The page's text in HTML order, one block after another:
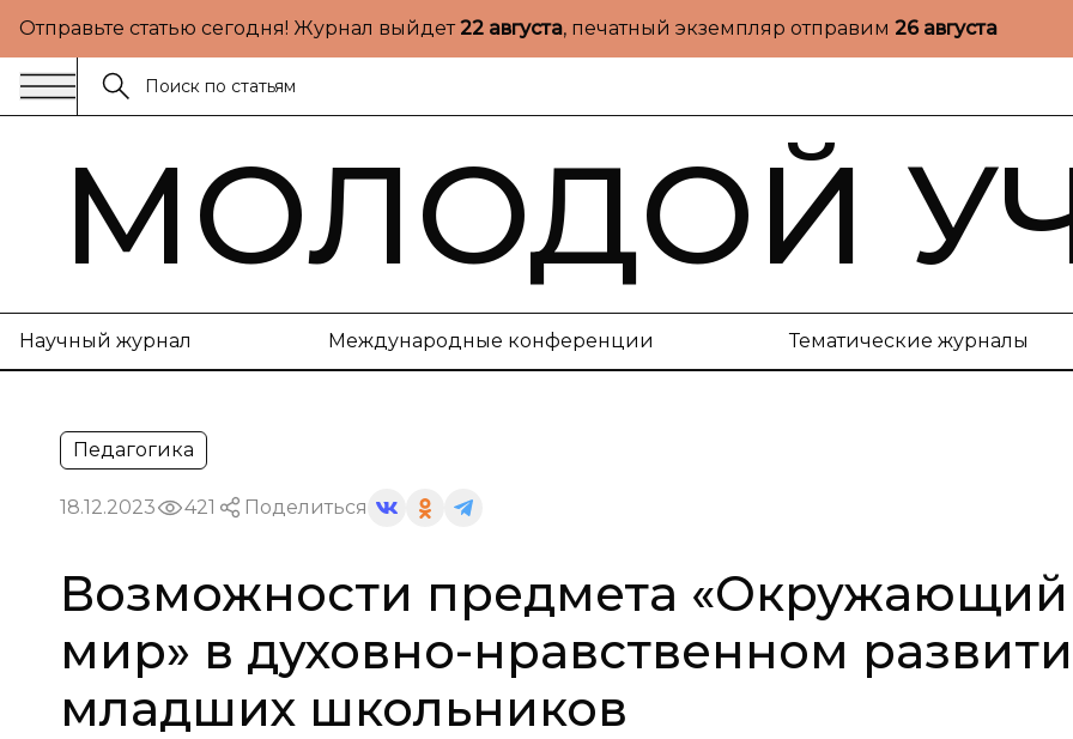
Отправьте статью сегодня! Журнал выйдет22 августа, печатный экземпляр отправим 26 августа
МОЛОДОЙ
Научный журнал Международные конференции Тематические журналы
Педагогика
18.12.2023 421 Поделиться
Возможности предмета «Окружающий
мир» в духовно-нравственном
младших школьников